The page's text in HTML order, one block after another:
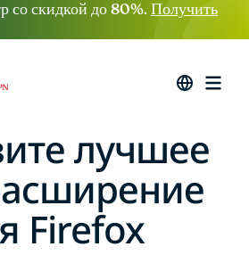
со скидкой до 80%.Получить
лучшее
Firefox